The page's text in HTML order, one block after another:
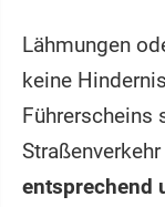
Lähmungen
keine
Führerscheins
entsprechend